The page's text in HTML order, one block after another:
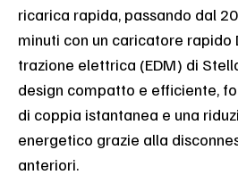
ricarica rapida, passando dal
minuti con un caricatore rapido
trazione elettrica (EDM) di
design compatto e efficiente,
di coppia istantanea e una
energetico grazie alla
anteriori.